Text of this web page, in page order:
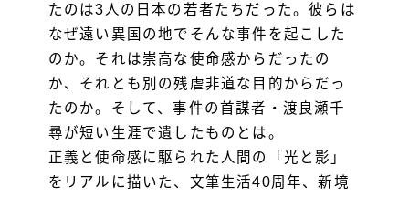
たのは3人の日本の若者たちだった。彼らは
なぜ遠い異国の地でそんな事件を起こした
のか。それは崇高な使命感からだったの
か、それとも別の残虐非道な目的からだっ
たのか。そして、事件の首謀者・渡良瀬千
尋が短い生涯で遺したものとは。
正義と使命感に駆られた人間の「光と影」
をリアルに描いた、文筆生活40周年、新境